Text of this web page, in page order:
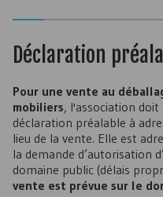
Déclaration
Pour une vente au
mobiliers, l'association
déclaration préalable à
lieu de la vente. Elle est
la demande d’autorisation
domaine public (délais
vente est prévue sur le